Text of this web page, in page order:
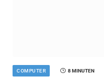
COMPUTER 8 MINUTEN